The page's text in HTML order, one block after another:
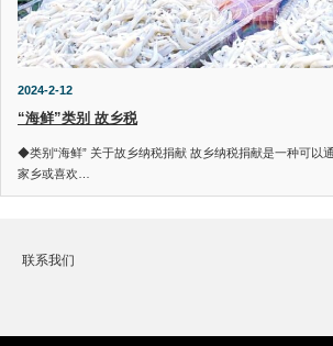
2024-2-12
“海鲜”类别 故乡税
◆类别“海鲜” 关于故乡纳税捐献 故乡纳税捐献是一种可以
家乡或喜欢…
联系我们